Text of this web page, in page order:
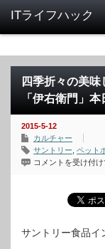
四季折々の美
「伊右衛門」
2015-5-12
カルチャー
サントリー ペット
四
お
茶
コメントを受け付
サントリー食品イ